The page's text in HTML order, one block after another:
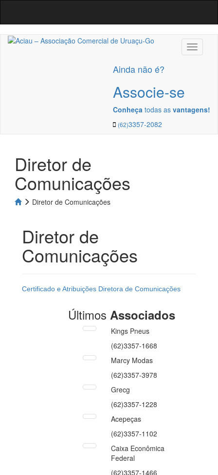
Ainda não é?
Associe-se
Conheça todas as vantagens!
(62)3357-2082
Diretor de
Comunicações
Diretor de Comunicações
Diretor de
Comunicações
Certificado e Atribuições Diretora de Comunicações
Últimos Associados
Kings Pneus
(62)3357-1668
Marcy Modas
(62)3357-3978
Grecg
(62)3357-1228
Acepeças
(62)3357-1102
Caixa Econômica
Federal
(62)3357-1466